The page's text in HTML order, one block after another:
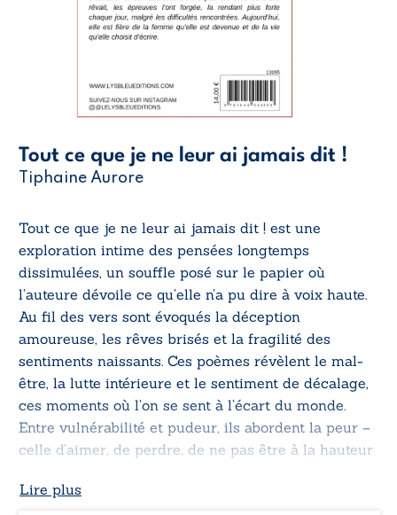
Tout ce que je ne leur ai jamais dit !
Tiphaine Aurore
Tout ce que je ne leur ai jamais dit ! est une
exploration intime des pensées longtemps
dissimulées, un souffle posé sur le papier où
l’auteure dévoile ce qu’elle n’a pu dire à voix haute.
Au fil des vers sont évoqués la déception
amoureuse, les rêves brisés et la fragilité des
sentiments naissants. Ces poèmes révèlent le mal-
être, la lutte intérieure et le sentiment de décalage,
ces moments où l’on se sent à l’écart du monde.
Entre vulnérabilité et pudeur, ils abordent la peur –
celle d’aimer, de perdre, de ne pas être à la hauteur
à apaiser.
Lire plus